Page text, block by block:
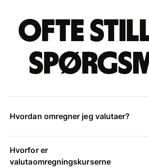
Ofte
Hvordan omregner jeg valutaer?
Hvorfor er
valutaomregningskurserne